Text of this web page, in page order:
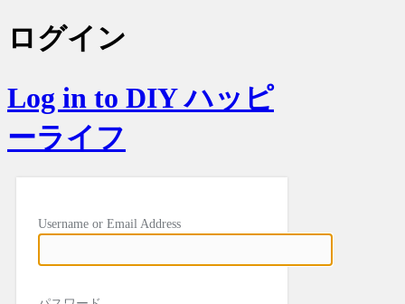
ログイン
Log in to DIY ハッピ
ーライフ
Username or Email Address